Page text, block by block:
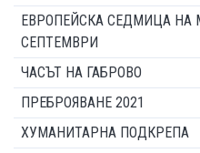
ЕВРОПЕЙСКА СЕДМИЦА НА
СЕПТЕМВРИ
ЧАСЪТ НА ГАБРОВО
ПРЕБРОЯВАНЕ 2021
ХУМАНИТАРНА ПОДКРЕПА